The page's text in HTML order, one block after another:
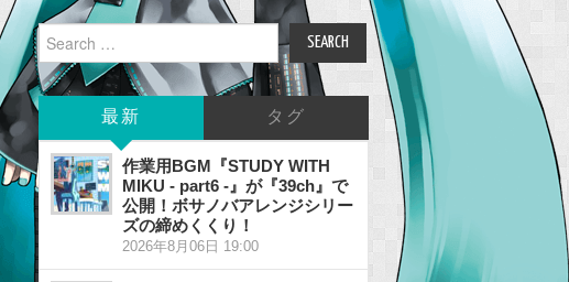
Search
for:
最新 タグ
作業用BGM『STUDY WITH
MIKU - part6 -』が『39ch』で
公開！ボサノバアレンジシリー
ズの締めくくり！
2026年8月06日 19:00